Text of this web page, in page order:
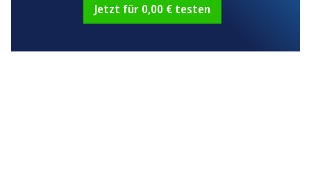
Jetzt für 0,00 € testen